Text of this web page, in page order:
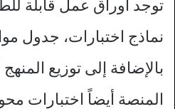
توجد أوراق عمل قابلة
نماذج اختبارات، جدول
بالإضافة إلى توزيع
المنصة أيضاً اختبارات